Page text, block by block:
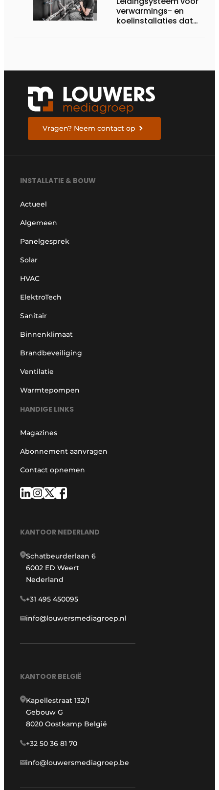
verwarmings- en
koelinstallaties dat
Vragen? Neem contact op
INSTALLATIE & BOUW
Actueel
Algemeen
Panelgesprek
Solar
HVAC
ElektroTech
Sanitair
Binnenklimaat
Brandbeveiliging
Ventilatie
Warmtepompen
HANDIGE LINKS
Magazines
Abonnement aanvragen
Contact opnemen
KANTOOR NEDERLAND
Schatbeurderlaan 6
6002 ED Weert
Nederland
+31 495 450095
info@louwersmediagroep.nl
KANTOOR BELGIË
Kapellestraat 132/1
Gebouw G
8020 Oostkamp België
+32 50 36 81 70
info@louwersmediagroep.be